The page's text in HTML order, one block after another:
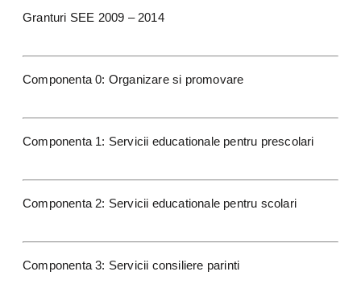
Granturi SEE 2009 – 2014
Componenta 0: Organizare si promovare
Componenta 1: Servicii educationale pentru prescolari
Componenta 2: Servicii educationale pentru scolari
Componenta 3: Servicii consiliere parinti